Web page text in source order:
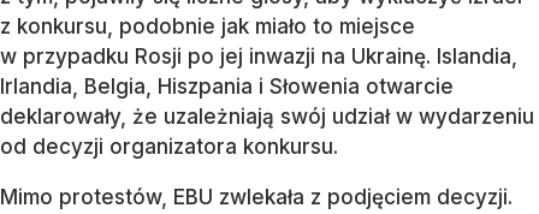
z konkursu, podobnie jak miało to miejsce
w przypadku Rosji po jej inwazji na Ukrainę. Islandia,
Irlandia, Belgia, Hiszpania i Słowenia otwarcie
deklarowały, że uzależniają swój udział w wydarzeniu
od decyzji organizatora konkursu.
Mimo protestów, EBU zwlekała z podjęciem decyzji.